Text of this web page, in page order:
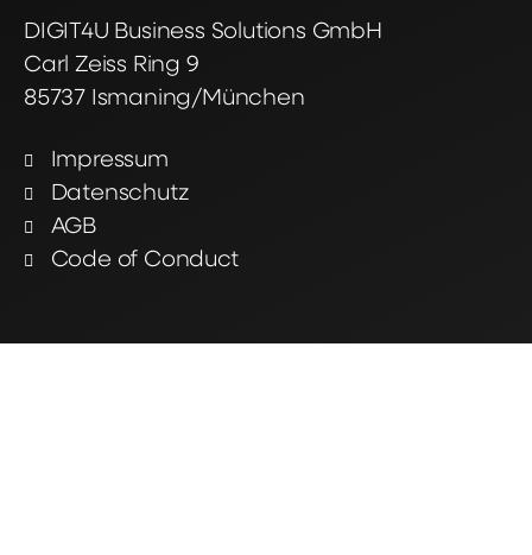
DIGIT4U Business Solutions GmbH
Carl Zeiss Ring 9
85737 Ismaning/München
Impressum
Datenschutz
AGB
Code of Conduct